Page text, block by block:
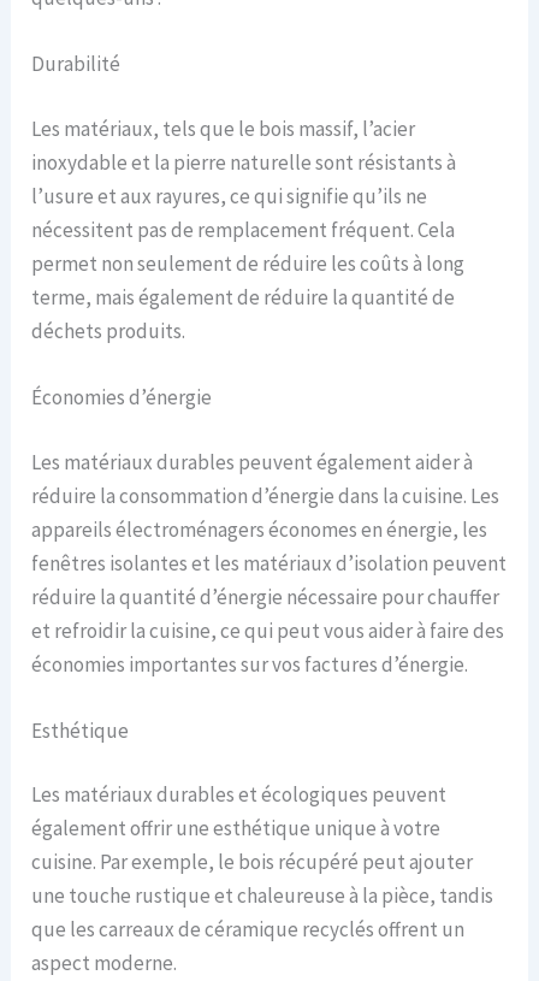
Durabilité
Les matériaux, tels que le bois massif, l’acier
inoxydable et la pierre naturelle sont résistants à
l’usure et aux rayures, ce qui signifie qu’ils ne
nécessitent pas de remplacement fréquent. Cela
permet non seulement de réduire les coûts à long
terme, mais également de réduire la quantité de
déchets produits.
Économies d’énergie
Les matériaux durables peuvent également aider à
réduire la consommation d’énergie dans la cuisine. Les
appareils électroménagers économes en énergie, les
fenêtres isolantes et les matériaux d’isolation peuvent
réduire la quantité d’énergie nécessaire pour chauffer
et refroidir la cuisine, ce qui peut vous aider à faire des
économies importantes sur vos factures d’énergie.
Esthétique
Les matériaux durables et écologiques peuvent
également offrir une esthétique unique à votre
cuisine. Par exemple, le bois récupéré peut ajouter
une touche rustique et chaleureuse à la pièce, tandis
que les carreaux de céramique recyclés offrent un
aspect moderne.